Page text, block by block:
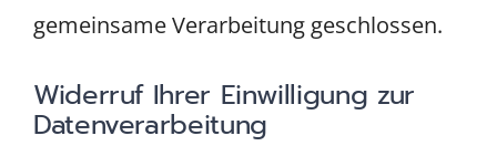
gemeinsame Verarbeitung geschlossen.
Widerruf Ihrer Einwilligung zur
Datenverarbeitung